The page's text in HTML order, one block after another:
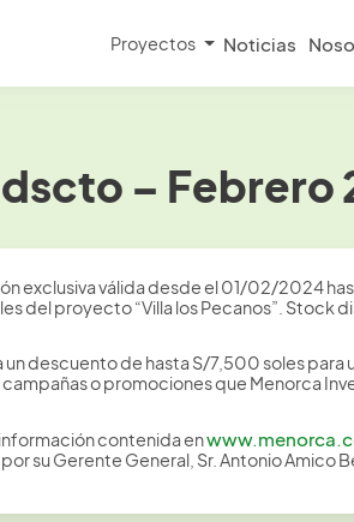
Proyectos Noticias
– Febrero
exclusiva válida desde el 01/02/2024
del proyecto “Villa los Pecanos”. Stock
descuento de hasta S/7,500 soles
o promociones que Menorca
contenida en
su Gerente General, Sr. Antonio